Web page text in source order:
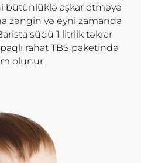
bütünlüklə aşkar etməyə
zəngin və eyni zamanda
südü 1 litrlik təkrar
rahat TBS paketində
olunur.